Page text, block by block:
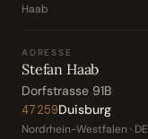
Haab
ADRESSE
Stefan Haab
Dorfstrasse 91B
47259Duisburg
Nordrhein-Westfalen · DE